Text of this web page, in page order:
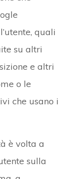
quali
su altri
e altri
o le
che usano i
è volta a
sulla